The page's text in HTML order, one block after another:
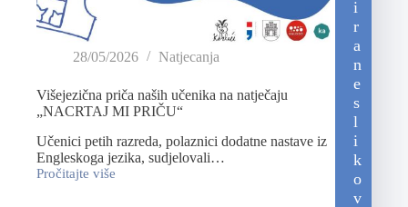
28/05/2026 Natjecanja
Višejezična priča naših učenika na natječaju
„NACRTAJ MI PRIČU“
Učenici petih razreda, polaznici dodatne nastave iz
Engleskoga jezika, sudjelovali…
Pročitajte više
i
r
a
n
e
s
l
i
k
o
v